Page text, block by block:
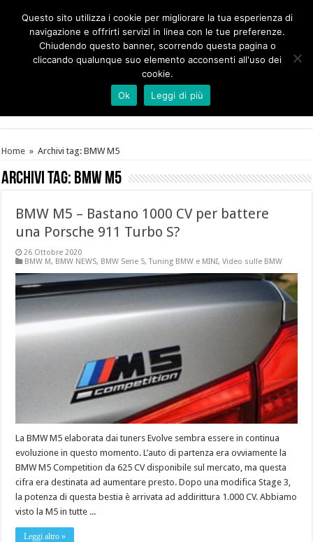
Home » Archivi tag: BMW M5
Archivi tag: BMW M5
BMW M5 – Bastano 1000 CV per battere
una Porsche 911 Turbo S?
26 Ottobre 2020
BMW M, BMW NEWS, BMW Serie 5,Tuning BMW e MINI,Video sulle BMW
La BMW M5 elaborata dai tuners Evolve sembra essere in continua
evoluzione in questo momento. L’auto di partenza era ovviamente la
BMW M5 Competition da 625 CV disponibile sul mercato, ma questa
cifra era destinata ad aumentare presto. Dopo una modifica Stage 3,
la potenza di questa bestia è arrivata ad addirittura 1.000 CV. Abbiamo
visto la M5 in tutte ...
Leggi altro »
Questo sito utilizza i cookie per migliorare la tua esperienza di
navigazione e offrirti servizi in linea con le tue preferenze.
Chiudendo questo banner, scorrendo questa pagina o
cliccando qualunque suo elemento acconsenti all'uso dei
cookie.
Ok
Leggi di più